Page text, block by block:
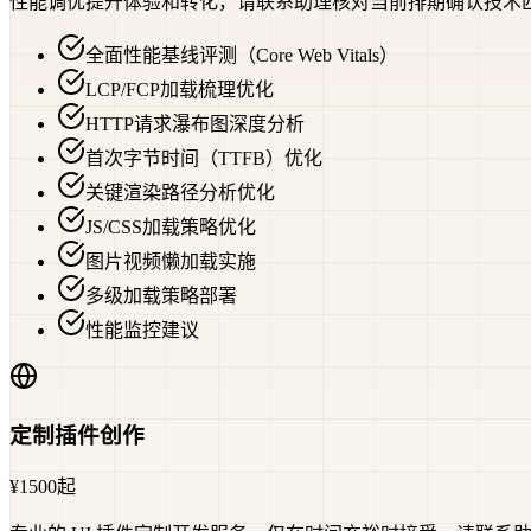
全面性能基线评测（Core Web Vitals）
LCP/FCP加载梳理优化
HTTP请求瀑布图深度分析
首次字节时间（TTFB）优化
关键渲染路径分析优化
JS/CSS加载策略优化
图片视频懒加载实施
多级加载策略部署
性能监控建议
定制插件创作
¥1500起